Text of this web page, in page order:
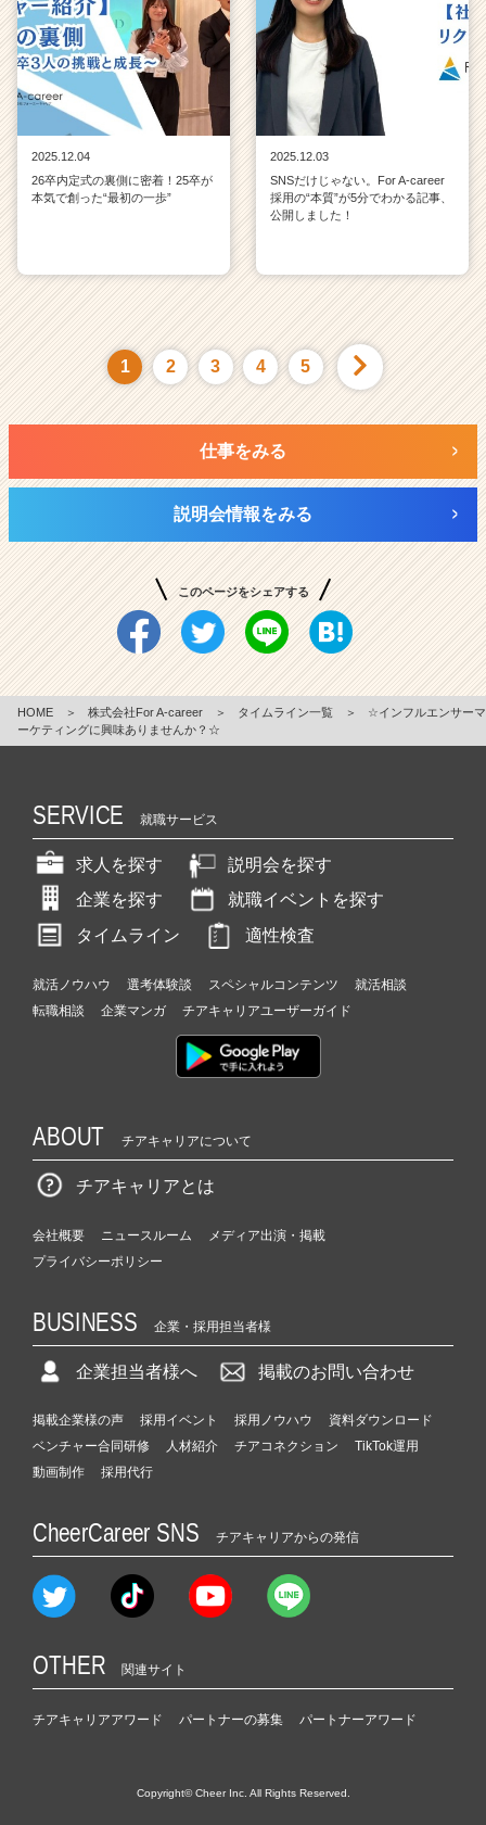
2025.12.04
26卒内定式の裏側に密着！25卒が
本気で創った“最初の一歩”
2025.12.03
SNSだけじゃない。For A-career
採用の“本質”が5分でわかる記事、
公開しました！
1 2 3 4 5
仕事をみる
説明会情報をみる
このページをシェアする
HOME ＞ 株式会社For A-career ＞ タイムライン一覧 ＞
☆インフルエンサーマ
ーケティングに興味ありませんか？☆
SERVICE 就職サービス
求人を探す
説明会を探す
企業を探す
就職イベントを探す
タイムライン
適性検査
就活ノウハウ 選考体験談 スペシャルコンテンツ
就活相談
転職相談
企業マンガ チアキャリアユーザーガイド
ABOUT チアキャリアについて
チアキャリアとは
会社概要 ニュースルーム
メディア出演・掲載
プライバシーポリシー
BUSINESS 企業・採用担当者様
企業担当者様へ 掲載のお問い合わせ
掲載企業様の声 採用イベント 採用ノウハウ
資料ダウンロード
ベンチャー合同研修
人材紹介 チアコネクション
TikTok運用
動画制作
採用代行
CheerCareer SNS チアキャリアからの発信
OTHER 関連サイト
チアキャリアアワード パートナーの募集 パートナーアワード
Copyright© Cheer Inc. All Rights Reserved.